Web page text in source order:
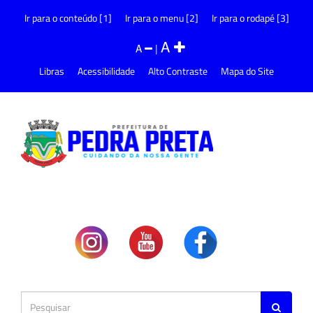
Ir para o conteúdo [1] Ir para o menu [2] Ir para o rodapé [3]
A |A
Libras Acessibilidade Alto Contraste Mapa do Site